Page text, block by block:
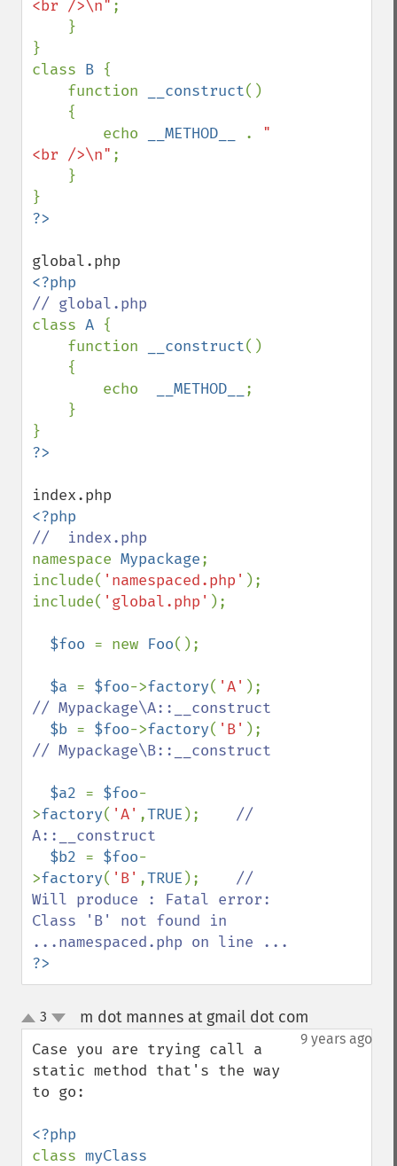
<br />\n" ;
}
class B {
    function
__construct()
        echo
__METHOD__ . "
<br />\n" ;
class A {
    function
__construct()
        echo
__METHOD__
;
namespace Mypackage;
include( 'namespaced.php' );
include( 'global.php' );
$foo = new Foo();
$a = $foo->factory( 'A'
// Mypackage\A::__construct
$b = $foo->factory( 'B'
// Mypackage\B::__construct
$a2 = $foo-
>factory( 'A' ,TRUE ); //
A::__construct
$b2 = $foo-
>factory( 'B' ,TRUE ); //
Will produce : Fatal error:
Class 'B' not found in
?>
up
down
3 m dot mannes at gmail dot com
9 years ago
Case you are trying call a
static method that's the way
to go:
class